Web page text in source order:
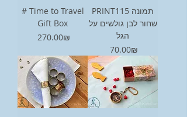
# Time to Travel
Gift Box
Price
‏270.00 ‏₪
PRINT115 תמונה
שחור לבן גולשים על
הגל
Price ‏70.00 ‏₪